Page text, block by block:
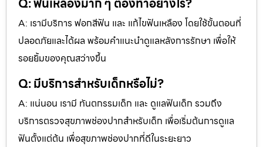
A: เรามีบริการ ฟอกสีฟัน และ แก้ไขฟันเหลือง โดยใช้ขั้นตอนที่
ปลอดภัยและได้ผล พร้อมคำแนะนำดูแลหลังการรักษา เพื่อให้
รอยยิ้มของคุณสว่างขึ้น
Q: มีบริการสำหรับเด็กหรือไม่?
A: แน่นอน เรามี ทันตกรรมเด็ก และ ดูแลฟันเด็ก รวมถึง
บริการตรวจสุขภาพช่องปากสำหรับเด็ก เพื่อเริ่มต้นการดูแล
ฟันตั้งแต่ต้น เพื่อสุขภาพช่องปากที่ดีในระยะยาว